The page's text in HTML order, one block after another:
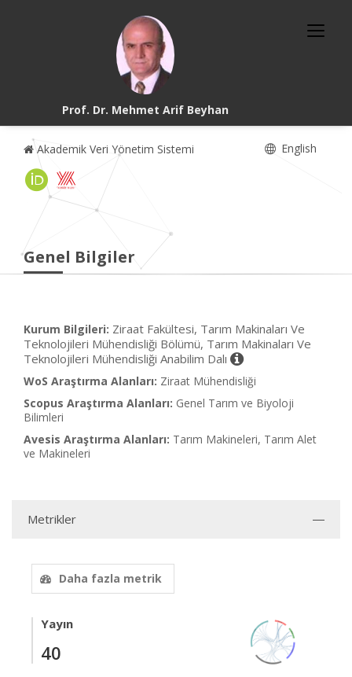
Prof. Dr. Mehmet Arif Beyhan
Akademik Veri Yönetim Sistemi English
Genel Bilgiler
Kurum Bilgileri: Ziraat Fakültesi, Tarım Makinaları Ve
Teknolojileri Mühendisliği Bölümü, Tarım Makinaları Ve
Teknolojileri Mühendisliği Anabilim Dalı
WoS Araştırma Alanları: Ziraat Mühendisliği
Scopus Araştırma Alanları: Genel Tarım ve Biyoloji
Bilimleri
Avesis Araştırma Alanları: Tarım Makineleri, Tarım Alet
ve Makineleri
Metrikler
Daha fazla metrik
Yayın
40